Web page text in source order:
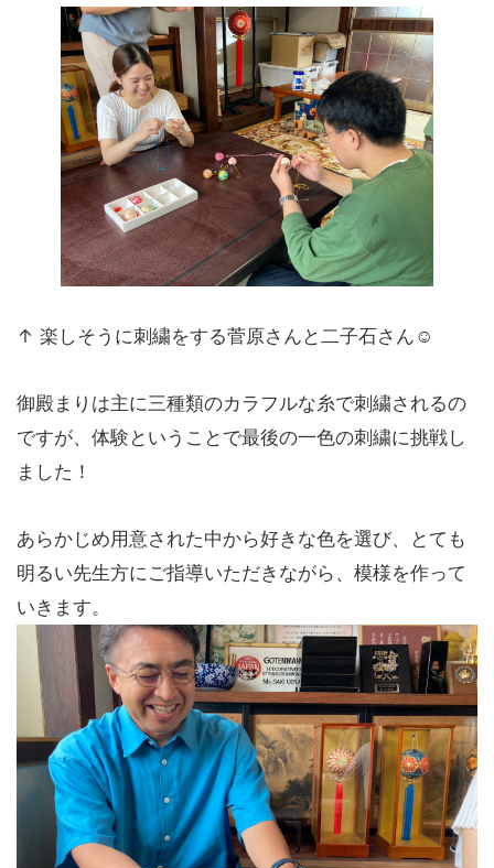
↑ 楽しそうに刺繍をする菅原さんと二子石さん☺
御殿まりは主に三種類のカラフルな糸で刺繍されるの
ですが、体験ということで最後の一色の刺繍に挑戦し
ました！
あらかじめ用意された中から好きな色を選び、とても
明るい先生方にご指導いただきながら、模様を作って
いきます。